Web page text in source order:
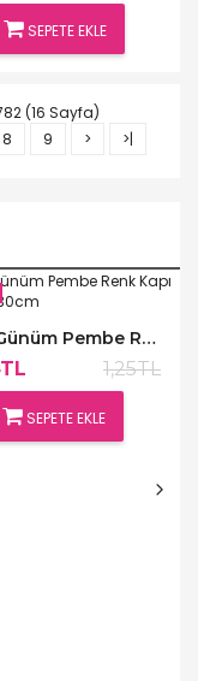
SEPETE EKLE
(16 Sayfa)
8 9 > >|
1 Yaş Günüm Pembe Renk Kapı Süsü,48x30cm
1,25TL
SEPETE EKLE